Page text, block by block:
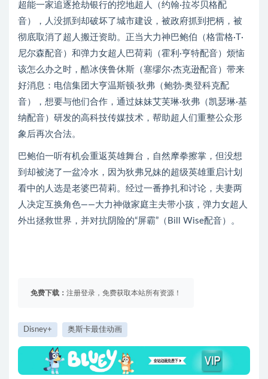
超能一家追逐抢劫银行的挖地超人（约翰·拉岑贝格配
音），人没抓到却破坏了城市建设，被政府抓到把柄，被
彻底取消了超人搬迁资助。正当大力神巴鲍伯（格雷格·T·
尼尔森配音）和弹力女超人巴荷莉（霍利·亨特配音）烦恼
该怎么办之时，酷冰侠鲁休斯（塞缪尔·杰克逊配音）带来
好消息：电信集团大亨温斯顿·狄弗（鲍勃·奥登科克配
音），想要与他们合作，通过妹妹艾芙琳·狄弗（凯瑟琳·基
纳配音）研发的高科技传媒技术，帮助超人们重整公众形
象后再次合法。
巴鲍伯一听有机会重返英雄舞台，自然摩拳擦掌，但没想
到却被浇了一盆冷水，因为狄弗兄妹的超级英雄重启计划
看中的人选是老婆巴荷莉。经过一番挣扎和讨论，夫妻两
人决定互换角色——大力神做家庭主夫带小孩，弹力女超人
外出拯救世界，并对抗阴险的“屏霸”（Bill Wise配音）。
免费下载： 注册登录，免费获取本站所有资源！
Disney+ 奥斯卡最佳动画